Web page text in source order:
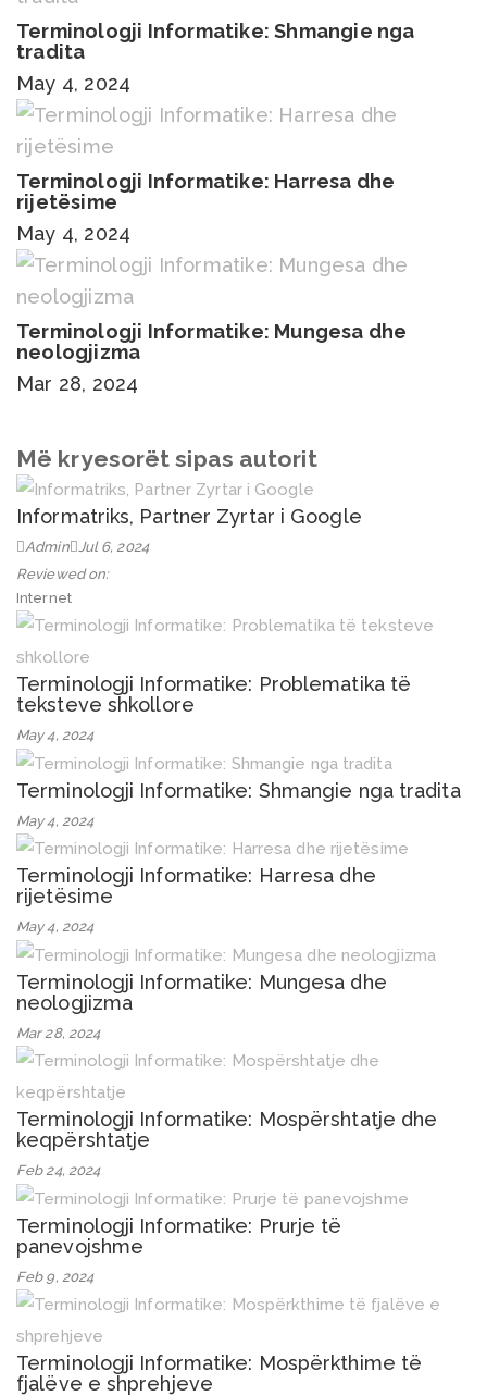
Terminologji Informatike: Shmangie nga
tradita
May 4, 2024
Terminologji Informatike: Harresa dhe
rijetësime
May 4, 2024
Terminologji Informatike: Mungesa dhe
neologjizma
Mar 28, 2024
Më kryesorët sipas autorit
Informatriks, Partner Zyrtar i Google
Admin Jul 6, 2024
Reviewed on:
Internet
Terminologji Informatike: Problematika të
teksteve shkollore
May 4, 2024
Terminologji Informatike: Shmangie nga tradita
May 4, 2024
Terminologji Informatike: Harresa dhe
rijetësime
May 4, 2024
Terminologji Informatike: Mungesa dhe
neologjizma
Mar 28, 2024
Terminologji Informatike: Mospërshtatje dhe
keqpërshtatje
Feb 24, 2024
Terminologji Informatike: Prurje të
panevojshme
Feb 9, 2024
Terminologji Informatike: Mospërkthime të
fjalëve e shprehjeve